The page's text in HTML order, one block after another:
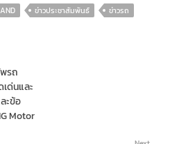
ข่าวประชาสัมพันธ์
ข่าวรถ
พรถ
ด่นและ
ะข้อ
Motor